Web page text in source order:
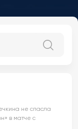
не спасла
в матче с